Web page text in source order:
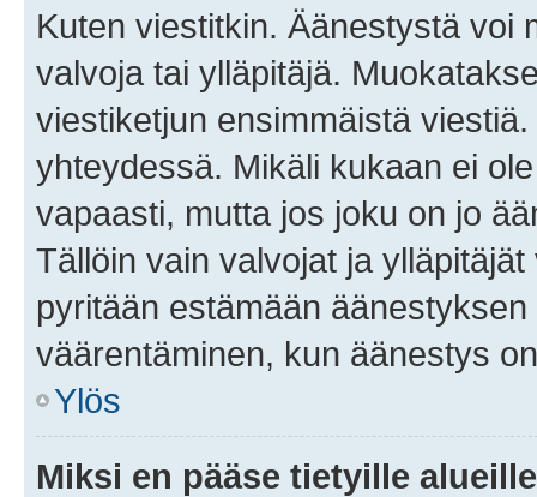
Kuten viestitkin. Äänestystä voi
valvoja tai ylläpitäjä.
viestiketjun ensimmäistä
yhteydessä. Mikäli kukaan ei
vapaasti, mutta jos joku on jo
Tällöin vain valvojat ja
pyritään estämään
väärentäminen, kun äänestys
Ylös
Miksi en pääse tietyille